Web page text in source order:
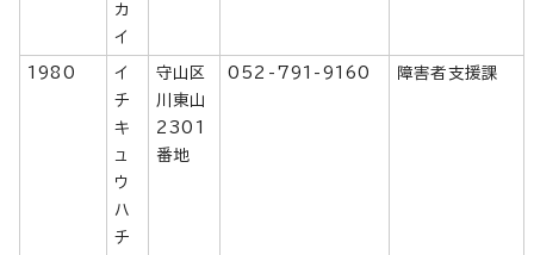
カ
イ
1980
イ
チ
キ
ュ
ウ
ハ
チ
守山区
川東山
2301
番地
052-791-9160 障害者支援課